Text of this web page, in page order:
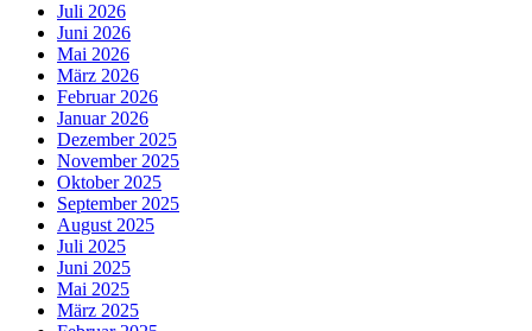
Juli 2026
Juni 2026
Mai 2026
März 2026
Februar 2026
Januar 2026
Dezember 2025
November 2025
Oktober 2025
September 2025
August 2025
Juli 2025
Juni 2025
Mai 2025
März 2025